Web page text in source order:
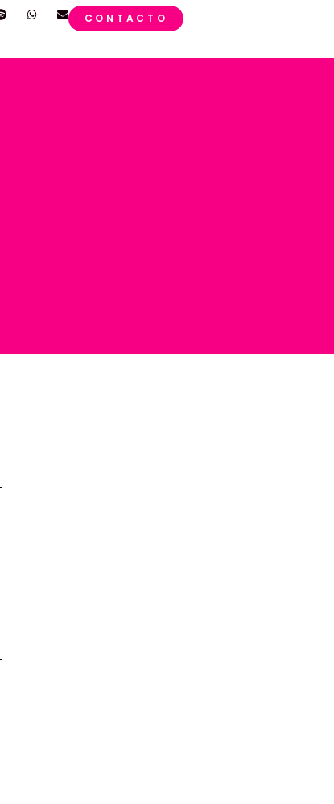
CONTACTO